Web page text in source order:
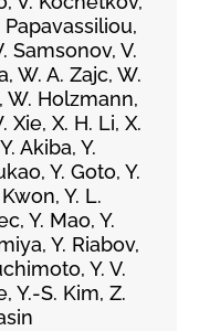
Papavassiliou,
Samsonov, V.
W. A. Zajc, W.
W. Holzmann,
Xie, X. H. Li, X.
Akiba, Y.
Y. Goto, Y.
Y. L.
Y. Mao, Y.
Y. Riabov,
Y. V.
Y.-S. Kim, Z.